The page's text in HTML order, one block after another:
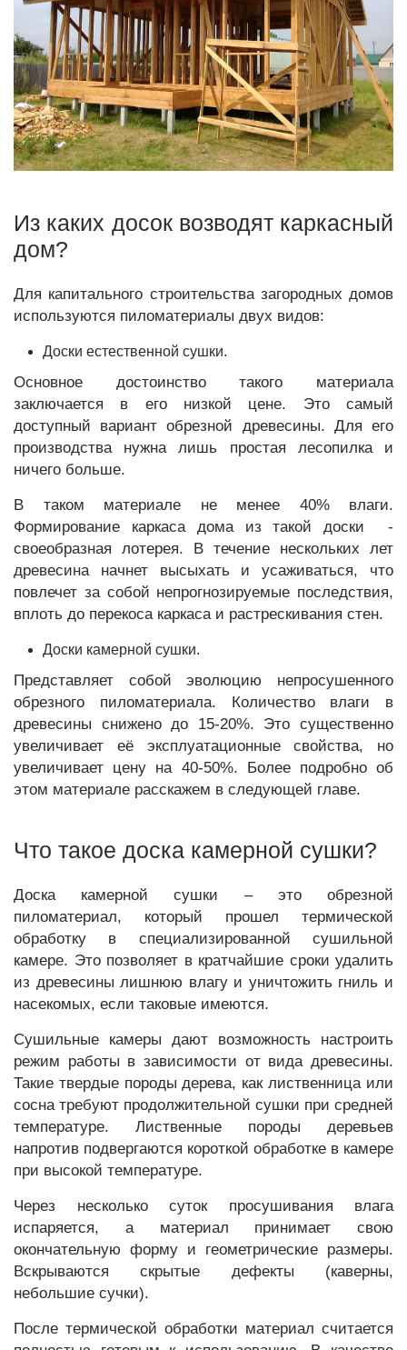
Из каких досок возводят каркасный
дом?
Для капитального строительства загородных домов
используются пиломатериалы двух видов:
Доски естественной сушки.
Основное достоинство такого материала
заключается в его низкой цене. Это самый
доступный вариант обрезной древесины. Для его
производства нужна лишь простая лесопилка и
ничего больше.
В таком материале не менее 40% влаги.
Формирование каркаса дома из такой доски -
своеобразная лотерея. В течение нескольких лет
древесина начнет высыхать и усаживаться, что
повлечет за собой непрогнозируемые последствия,
вплоть до перекоса каркаса и растрескивания стен.
Доски камерной сушки.
Представляет собой эволюцию непросушенного
обрезного пиломатериала. Количество влаги в
древесины снижено до 15-20%. Это существенно
увеличивает её эксплуатационные свойства, но
увеличивает цену на 40-50%. Более подробно об
этом материале расскажем в следующей главе.
Что такое доска камерной сушки?
Доска камерной сушки – это обрезной
пиломатериал, который прошел термической
обработку в специализированной сушильной
камере. Это позволяет в кратчайшие сроки удалить
из древесины лишнюю влагу и уничтожить гниль и
насекомых, если таковые имеются.
Сушильные камеры дают возможность настроить
режим работы в зависимости от вида древесины.
Такие твердые породы дерева, как лиственница или
сосна требуют продолжительной сушки при средней
температуре. Лиственные породы деревьев
напротив подвергаются короткой обработке в камере
при высокой температуре.
Через несколько суток просушивания влага
испаряется, а материал принимает свою
окончательную форму и геометрические размеры.
Вскрываются скрытые дефекты (каверны,
небольшие сучки).
После термической обработки материал считается